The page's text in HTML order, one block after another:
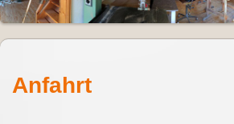
Anfahrt